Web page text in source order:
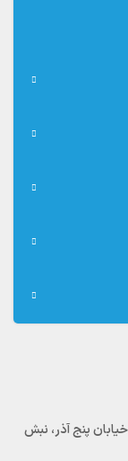
پنج آذر، نبش